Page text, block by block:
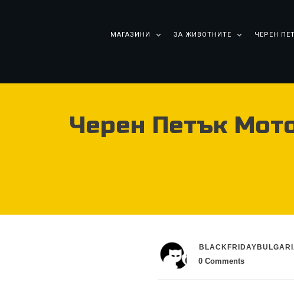
МАГАЗИНИ ЗА ЖИВОТНИТЕ ЧЕРЕН
Черен Петък
0 Comments